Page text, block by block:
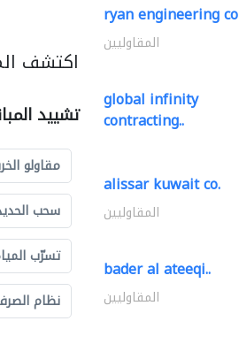
اكتشف
تشييد
مقاولو
سحب
تسرّب
نظام
ryan engineering co
المقاوليين
global infinity
contracting..
alissar kuwait co.
المقاوليين
bader al ateeqi..
المقاوليين